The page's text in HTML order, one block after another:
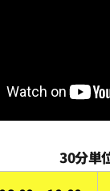
30分単